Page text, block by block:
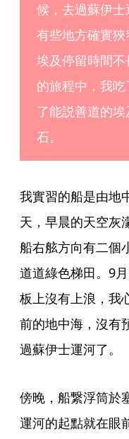
候，去過蘇伊士
有些地方確實
埃及停留時間
的旅程中，我
了能説善道的
石。
我實習的船是由地
天，早晨的天空灰
船右舷方向有二個
道道綠色梯田。9
板上沒有上浪，我
前的地中海，沒有
過蘇伊士運河了。
傍晚，船繋浮筒於
運河的起點就在眼